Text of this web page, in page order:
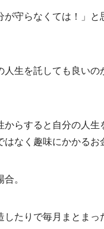
が守らなくては！」と
人生を託しても良い
からすると自分の人生
なく趣味にかかるお
。
したりで毎月まとま